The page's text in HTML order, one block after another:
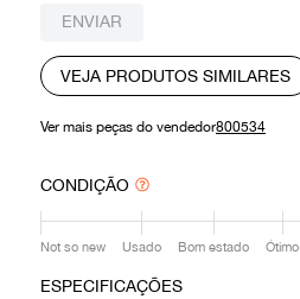
ENVIAR
VEJA PRODUTOS SIMILARES
Ver mais peças do vendedor800534
CONDIÇÃO
Not so new Usado Bom estado Ótimo
ESPECIFICAÇÕES